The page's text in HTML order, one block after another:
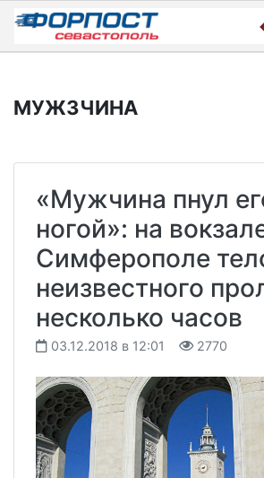
Skip
content
МУЖЗЧИНА
«Мужчина пнул
ногой»: на
Симферополе
неизвестного
несколько часов
03.12.2018 в 12:01 2770